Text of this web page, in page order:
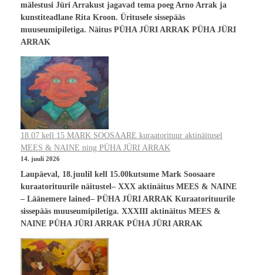
mälestusi Jüri Arrakust jagavad tema poeg Arno Arrak ja
kunstiteadlane Rita Kroon. Üritusele sissepääs
muuseumipiletiga. Näitus PÜHA JÜRI ARRAK PÜHA JÜRI
ARRAK
18.07 kell 15 MARK SOOSAARE kuraatorituur aktinäitusel
MEES & NAINE ning PÜHA JÜRI ARRAK
14. juuli 2026
Laupäeval, 18.juulil kell 15.00kutsume Mark Soosaare
kuraatorituurile näitustel– XXX aktinäitus MEES & NAINE
– Läänemere lained– PÜHA JÜRI ARRAK Kuraatorituurile
sissepääs muuseumipiletiga. XXXIII aktinäitus MEES &
NAINE PÜHA JÜRI ARRAK PÜHA JÜRI ARRAK